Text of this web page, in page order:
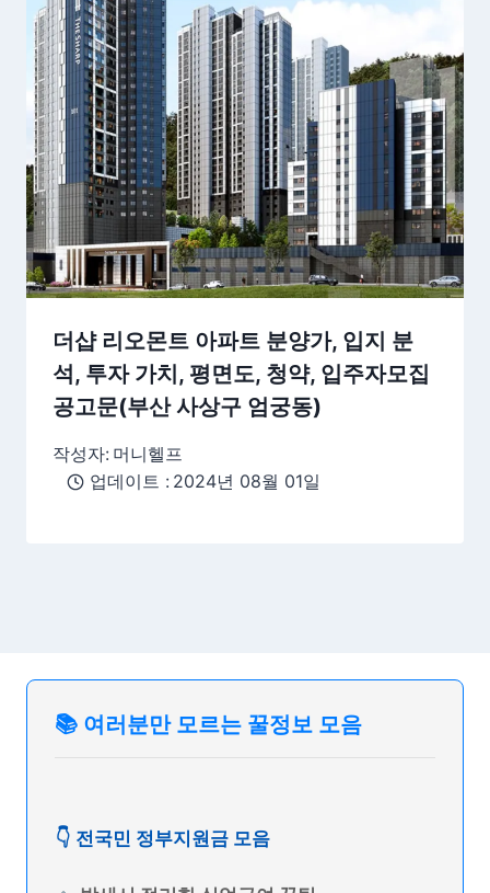
더샵 리오몬트 아파트 분양가, 입지 분
석, 투자 가치, 평면도, 청약, 입주자모집
공고문(부산 사상구 엄궁동)
작성자: 머니헬프
업데이트 : 2024년 08월 01일
📚 여러분만 모르는 꿀정보 모음
👇 전국민 정부지원금 모음